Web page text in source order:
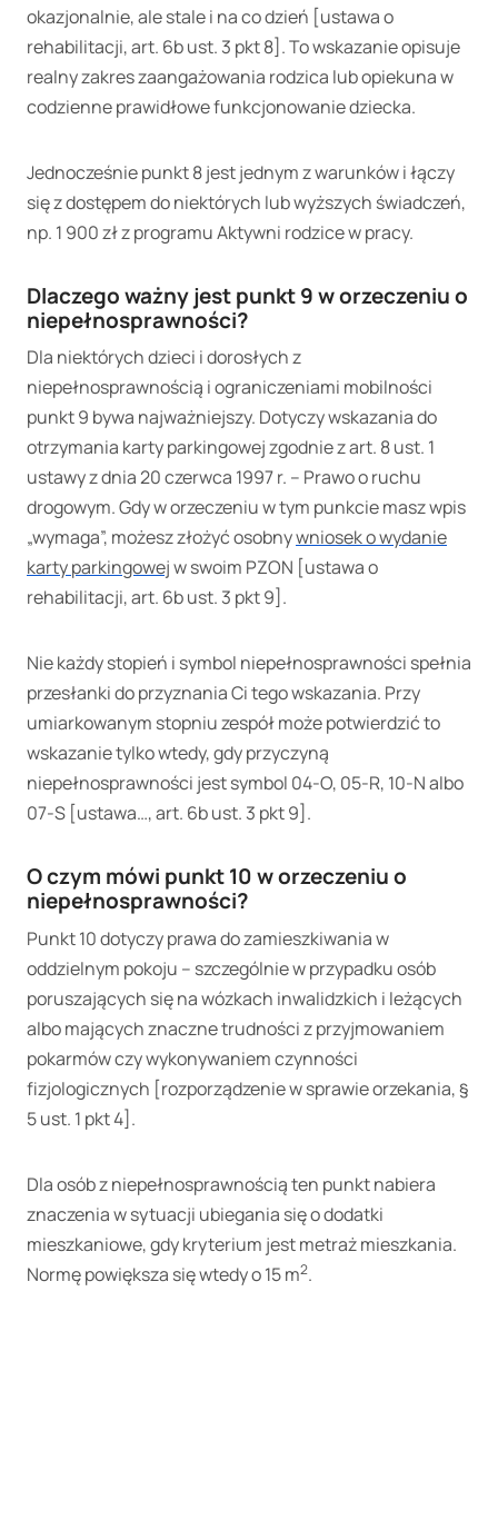
okazjonalnie, ale stale i na co dzień [ustawa o
rehabilitacji, art. 6b ust. 3 pkt 8]. To wskazanie opisuje
realny zakres zaangażowania rodzica lub opiekuna w
codzienne prawidłowe funkcjonowanie dziecka.
Jednocześnie punkt 8 jest jednym z warunków i łączy
się z dostępem do niektórych lub wyższych świadczeń,
np. 1 900 zł z programu Aktywni rodzice w pracy.
Dlaczego ważny jest punkt 9 w orzeczeniu o
niepełnosprawności?
Dla niektórych dzieci i dorosłych z
niepełnosprawnością i ograniczeniami mobilności
punkt 9 bywa najważniejszy. Dotyczy wskazania do
otrzymania karty parkingowej zgodnie z art. 8 ust. 1
ustawy z dnia 20 czerwca 1997 r. – Prawo o ruchu
drogowym. Gdy w orzeczeniu w tym punkcie masz wpis
„wymaga”, możesz złożyć osobnywniosek o wydanie
karty parkingowejw swoim PZON [ustawa o
rehabilitacji, art. 6b ust. 3 pkt 9].
Nie każdy stopień i symbol niepełnosprawności spełnia
przesłanki do przyznania Ci tego wskazania. Przy
umiarkowanym stopniu zespół może potwierdzić to
wskazanie tylko wtedy, gdy przyczyną
niepełnosprawności jest symbol 04-O, 05-R, 10-N albo
07-S [ustawa…, art. 6b ust. 3 pkt 9].
O czym mówi punkt 10 w orzeczeniu o
niepełnosprawności?
Punkt 10 dotyczy prawa do zamieszkiwania w
oddzielnym pokoju – szczególnie w przypadku osób
poruszających się na wózkach inwalidzkich i leżących
albo mających znaczne trudności z przyjmowaniem
pokarmów czy wykonywaniem czynności
fizjologicznych [rozporządzenie w sprawie orzekania, §
5 ust. 1 pkt 4].
Dla osób z niepełnosprawnością ten punkt nabiera
znaczenia w sytuacji ubiegania się o dodatki
mieszkaniowe, gdy kryterium jest metraż mieszkania.
Normę powiększa się wtedy o 15 m2.